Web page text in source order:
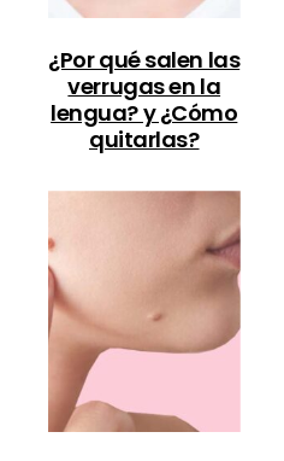
¿Por qué salen las
verrugas en la
lengua? y ¿Cómo
quitarlas?